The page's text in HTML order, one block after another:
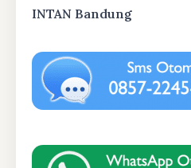
INTAN Bandung